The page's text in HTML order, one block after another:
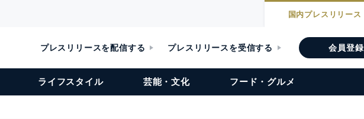
国内プレスリリース
プレスリリースを配信する プレスリリースを受信する 会員登録
ライフスタイル 芸能・文化 フード・グルメ